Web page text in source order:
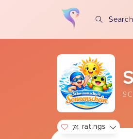
Search
Soon you will learn
74 ratings